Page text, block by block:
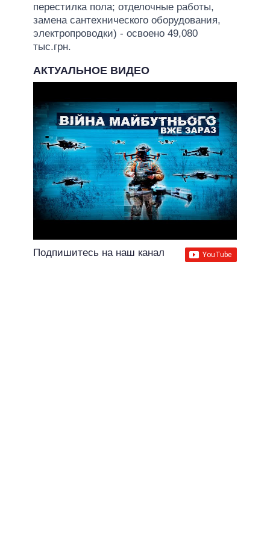
перестилка пола; отделочные работы,
замена сантехнического оборудования,
электропроводки) - освоено 49,080
тыс.грн.
АКТУАЛЬНОЕ ВИДЕО
Подпишитесь на наш канал